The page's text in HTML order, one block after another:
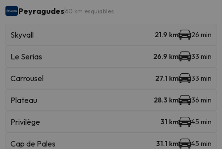
Peyragudes 60 km esquiables
Skyvall 21.9 km 26 min
Le Serias 26.9 km 33 min
Carrousel 27.1 km 33 min
Plateau 28.3 km 36 min
Privilège 31 km 45 min
Cap de Pales 31.1 km 45 min